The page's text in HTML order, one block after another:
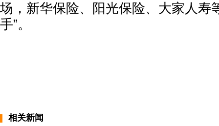
场，新华保险、阳光保险、大家人寿
手”。
相关新闻